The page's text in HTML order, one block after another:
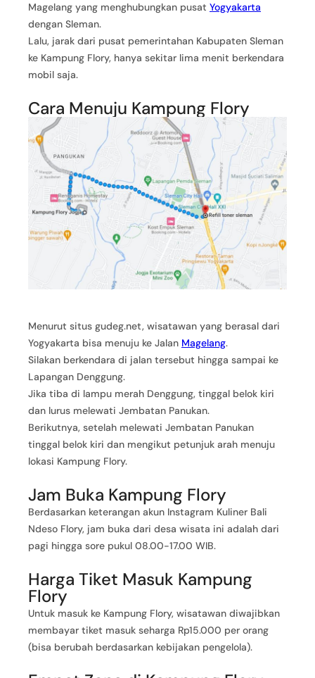
Magelang yang menghubungkan pusat Yogyakarta
dengan Sleman.
Lalu, jarak dari pusat pemerintahan Kabupaten Sleman
ke Kampung Flory, hanya sekitar lima menit berkendara
mobil saja.
Cara Menuju Kampung Flory
Menurut situs gudeg.net, wisatawan yang berasal dari
Yogyakarta bisa menuju ke Jalan Magelang.
Silakan berkendara di jalan tersebut hingga sampai ke
Lapangan Denggung.
Jika tiba di lampu merah Denggung, tinggal belok kiri
dan lurus melewati Jembatan Panukan.
Berikutnya, setelah melewati Jembatan Panukan
tinggal belok kiri dan mengikut petunjuk arah menuju
lokasi Kampung Flory.
Jam Buka Kampung Flory
Berdasarkan keterangan akun Instagram Kuliner Bali
Ndeso Flory, jam buka dari desa wisata ini adalah dari
pagi hingga sore pukul 08.00-17.00 WIB.
Harga Tiket Masuk Kampung
Flory
Untuk masuk ke Kampung Flory, wisatawan diwajibkan
membayar tiket masuk seharga Rp15.000 per orang
(bisa berubah berdasarkan kebijakan pengelola).